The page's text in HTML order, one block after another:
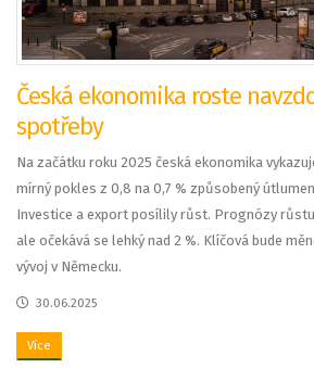
Česká ekonomika roste
spotřeby
Na začátku roku 2025 česká ekonomika
mírný pokles z 0,8 na 0,7 % způsobený
Investice a export posílily růst. Prognózy
ale očekává se lehký nad 2 %. Klíčová bude
vývoj v Německu.
30.06.2025
Více